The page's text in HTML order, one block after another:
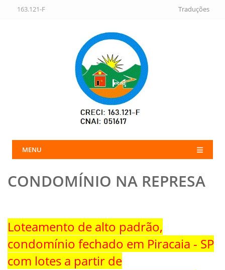
163.121-F Traduções
MENU
CONDOMÍNIO NA REPRESA
Loteamento de alto padrão,
condomínio fechado em Piracaia - SP
com lotes a partir de